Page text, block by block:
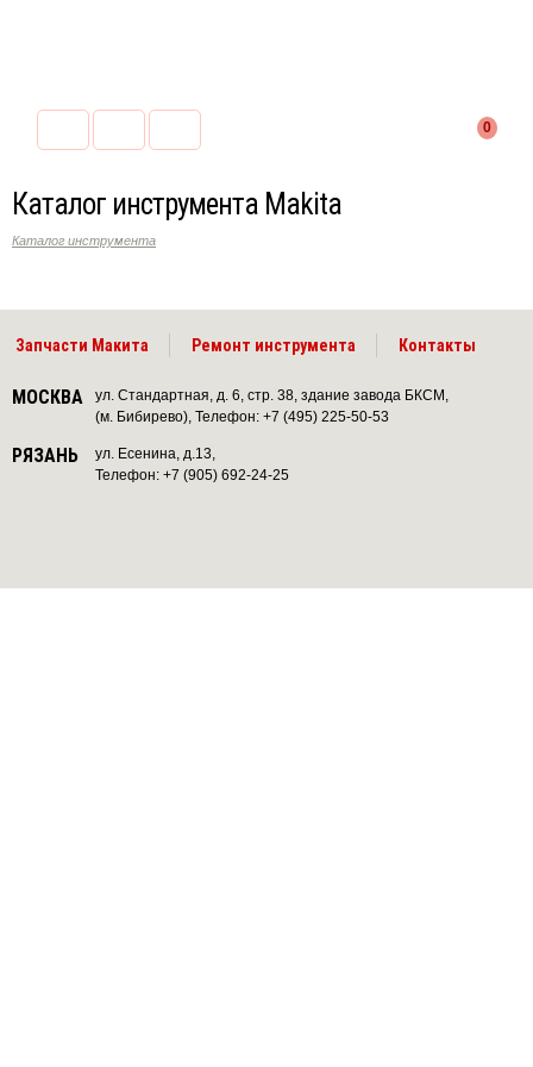
0
Каталог инструмента Makita
Каталог инструмента
Запчасти Макита Ремонт инструмента Контакты
МОСКВА
ул. Стандартная, д. 6, стр. 38, здание завода БКСМ,
(м. Бибирево), Телефон: +7 (495) 225-50-53
РЯЗАНЬ
ул. Есенина, д.13,
Телефон: +7 (905) 692-24-25